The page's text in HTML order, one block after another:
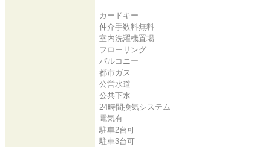
カードキー
仲介手数料無料
室内洗濯機置場
フローリング
バルコニー
都市ガス
公営水道
公共下水
24時間換気システム
電気有
駐車2台可
駐車3台可